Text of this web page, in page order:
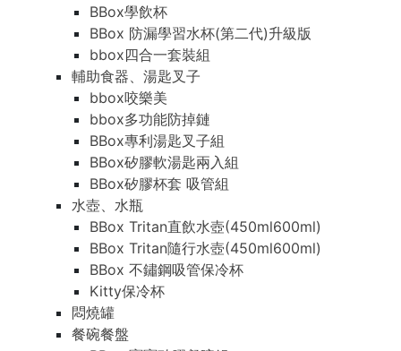
BBox學飲杯
BBox 防漏學習水杯(第二代)升級版
bbox四合一套裝組
輔助食器、湯匙叉子
bbox咬樂美
bbox多功能防掉鏈
BBox專利湯匙叉子組
BBox矽膠軟湯匙兩入組
BBox矽膠杯套 吸管組
水壺、水瓶
BBox Tritan直飲水壺(450ml600ml)
BBox Tritan隨行水壺(450ml600ml)
BBox 不鏽鋼吸管保冷杯
Kitty保冷杯
悶燒罐
餐碗餐盤